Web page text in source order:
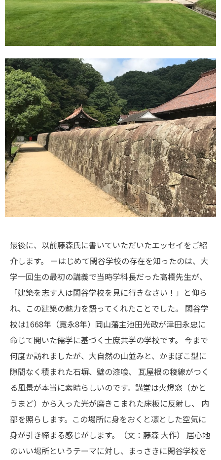
最後に、以前藤森氏に書いていただいたエッセイをご紹
介します。
ーはじめて閑谷学校の存在を知ったのは、大
学一回生の最初の講義で当時学科長だった高橋先生が、
「建築を志す人は閑谷学校を見に行きなさい！」と仰ら
れ、この建築の魅力を語ってくれたことでした。
閑谷学
校は1668年（寛永8年）岡山藩主池田光政が津田永忠に
命じて開いた儒学に基づく士庶共学の学校です。 今まで
何度か訪れましたが、大自然の山並みと、かまぼこ型に
隙間なく積まれた石塀、壁の漆喰、
瓦屋根の稜線がつく
る風景が本当に素晴らしいのです。講堂は火燈窓（かと
うまど）から入った光が磨きこまれた床板に反射し、
内
部を照らします。この場所に身をおくと凛とした空気に
身が引き締まる感じがします。（文：藤森 大作）
居心地
のいい場所というテーマに対し、まっさきに閑谷学校を